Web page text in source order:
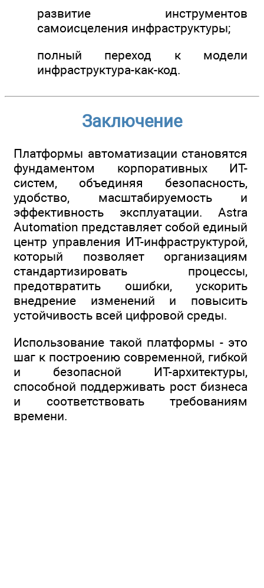
развитие инструментов
самоисцеления инфраструктуры;
полный переход к модели
инфраструктура-как-код.
Заключение
Платформы автоматизации становятся
фундаментом корпоративных ИТ-
систем, объединяя безопасность,
удобство, масштабируемость и
эффективность эксплуатации. Astra
Automation представляет собой единый
центр управления ИТ-инфраструктурой,
который позволяет организациям
стандартизировать процессы,
предотвратить ошибки, ускорить
внедрение изменений и повысить
устойчивость всей цифровой среды.
Использование такой платформы - это
шаг к построению современной, гибкой
и безопасной ИТ-архитектуры,
способной поддерживать рост бизнеса
и соответствовать требованиям
времени.